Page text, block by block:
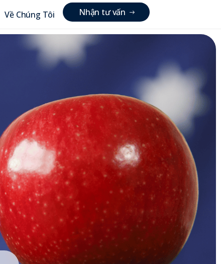
Về Chúng Tôi Nhận tưvấn